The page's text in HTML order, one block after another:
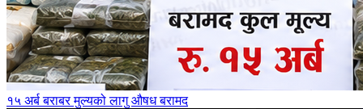
१५ अर्ब बराबर मुल्यको लागु औषध बरामद